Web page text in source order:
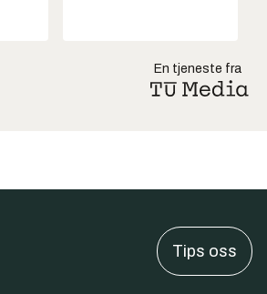
En tjeneste fra
Tips oss